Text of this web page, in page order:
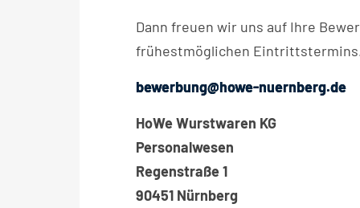
Dann freuen wir uns auf Ihre
frühestmöglichen
bewerbung@howe-nuernberg.de
HoWe Wurstwaren KG
Personalwesen
Regenstraße 1
90451 Nürnberg